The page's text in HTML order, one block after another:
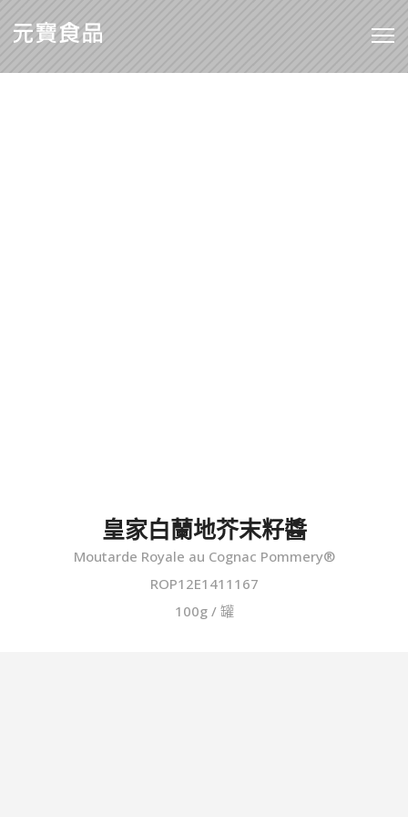
皇家白蘭地芥末籽醬
Moutarde Royale au Cognac Pommery®
ROP12E1411167
100g / 罐